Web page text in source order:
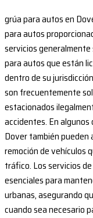
grúa para autos en
para autos
servicios
para autos que están
dentro de su
son frecuentemente
estacionados
accidentes. En
Dover también pueden
remoción de vehículos
tráfico. Los servicios
esenciales para
urbanas, asegurando
cuando sea necesario